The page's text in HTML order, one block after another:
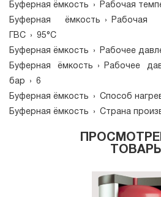
Буферная ёмкость
› Рабочая
Буферная ёмкость
›
Рабочая
ГВС
›
95°С
Буферная ёмкость
› Рабочее
Буферная ёмкость
›
Рабочее
бар
›
6
Буферная ёмкость
› Способ
Буферная ёмкость
› Страна
ТОВАРЫ